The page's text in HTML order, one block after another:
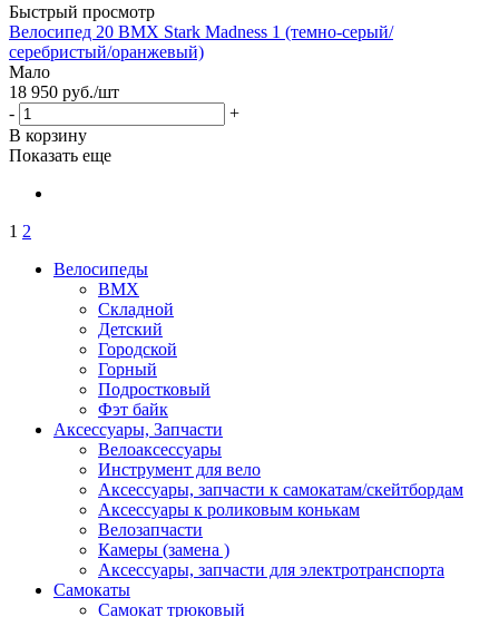
Быстрый просмотр
Велосипед 20 BMX Stark Madness 1 (темно-серый/
серебристый/оранжевый)
Мало
18 950 руб./шт
-
+
В корзину
Показать еще
1 2
Велосипеды
BMX
Складной
Детский
Городской
Горный
Подростковый
Фэт байк
Аксессуары, Запчасти
Велоаксессуары
Инструмент для вело
Аксессуары, запчасти к самокатам/скейтбордам
Аксессуары к роликовым конькам
Велозапчасти
Камеры (замена )
Аксессуары, запчасти для электротранспорта
Самокаты
Самокат трюковый